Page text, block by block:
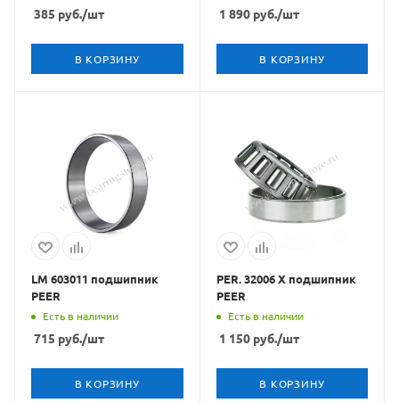
385 руб./шт
В КОРЗИНУ
1 890руб./шт
В КОРЗИНУ
LM 603011 подшипник
PEER
Есть в наличии
715 руб./шт
В КОРЗИНУ
PER. 32006 X подшипник
PEER
Есть в наличии
1 150руб./шт
В КОРЗИНУ